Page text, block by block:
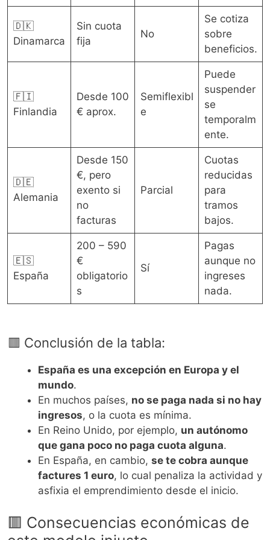
🇩🇰
Dinamarca
Sin cuota
fija
No
Se cotiza
sobre
beneficios.
🇫🇮
Finlandia
Desde 100
€ aprox.
Semiflexibl
e
Puede
suspender
se
temporalm
ente.
🇩🇪
Alemania
Desde 150
€, pero
exento si
no
facturas
Parcial
Cuotas
reducidas
para
tramos
bajos.
🇪🇸
España
200 – 590
€
obligatorio
s
Sí
Pagas
aunque no
ingreses
nada.
🟥 Conclusión de la tabla:
España es una excepción en Europa y el
mundo.
En muchos países, no se paga nada si no hay
ingresos, o la cuota es mínima.
En Reino Unido, por ejemplo, un autónomo
que gana poco no paga cuota alguna.
En España, en cambio, se te cobra aunque
factures 1 euro, lo cual penaliza la actividad y
asfixia el emprendimiento desde el inicio.
🟥 Consecuencias económicas de